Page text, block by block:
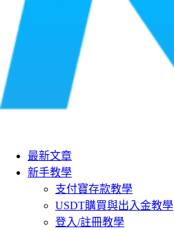
最新文章
新手教學
支付寶存款教學
USDT購買與出入金教學
登入/註冊教學